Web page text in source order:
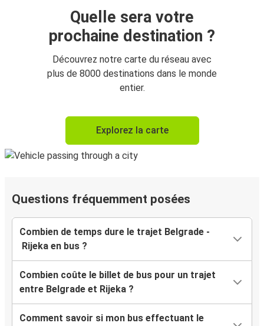
Quelle sera votre
prochaine destination ?
Découvrez notre carte du réseau avec
plus de 8000 destinations dans le monde
entier.
Explorez la carte
Questions fréquemment posées
Combien de temps dure le trajet Belgrade -
Rijeka en bus ?
Combien coûte le billet de bus pour un trajet
entre Belgrade et Rijeka ?
Comment savoir si mon bus effectuant le